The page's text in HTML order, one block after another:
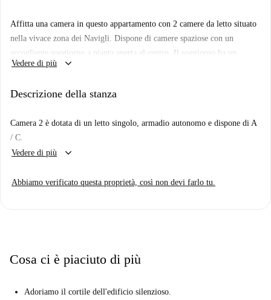
Affitta una camera in questo appartamento con 2 camere da letto situato
nella vivace zona dei Navigli. Dispone di camere spaziose con un
accogliente soggiorno a pianta aperta al centro. Il soggiorno ha un
divano, tavolo allungabile e bar per la colazione. La cucina
elettrodomestici.
Affronta un cortile interno ma si trova in uno dei quartieri più vivaci
mercati, musica dal vivo, gallerie d'arte e ristoranti internazionali. Qui
Vedere di più keyboard_arrow_down
Descrizione della stanza
Camera 2 è dotata di un letto singolo, armadio autonomo e dispone di A
/ C.
Vedere di più
keyboard_arrow_down
Abbiamo verificato questa proprietà, così non devi farlo tu.
Cosa ci è piaciuto di più
Adoriamo il cortile dell'edificio silenzioso.